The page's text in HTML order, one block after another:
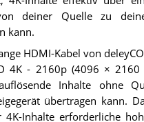
deiner Quelle zu
kann.
HDMI-Kabel von
4K - 2160p (4096 × 2160
Inhalte ohne
übertragen kann.
Inhalte erforderliche